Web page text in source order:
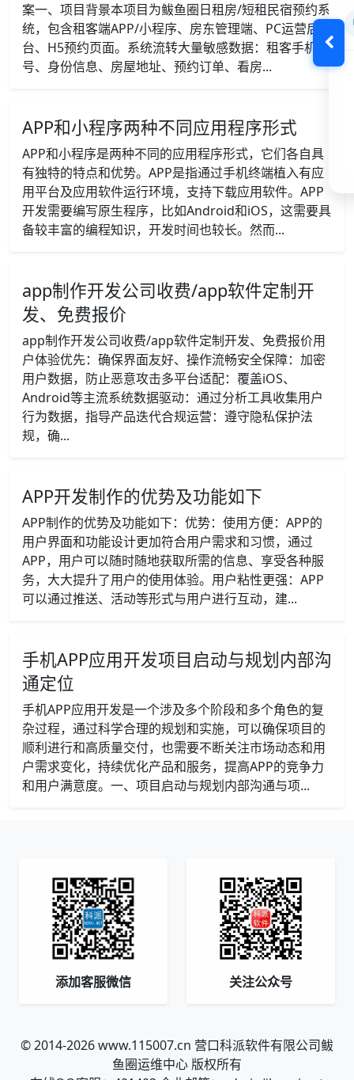
案一、项目背景本项目为鲅鱼圈日租房/短租民宿预约系
统，包含租客端APP/小程序、房东管理端、PC运营后
台、H5预约页面。系统流转大量敏感数据：租客手机
号、身份信息、房屋地址、预约订单、看房...
APP和小程序两种不同应用程序形式
APP和小程序是两种不同的应用程序形式，它们各自具
有独特的特点和优势。APP是指通过手机终端植入有应
用平台及应用软件运行环境，支持下载应用软件。APP
开发需要编写原生程序，比如Android和iOS，这需要具
备较丰富的编程知识，开发时间也较长。然而...
app制作开发公司收费/app软件定制开
发、免费报价
app制作开发公司收费/app软件定制开发、免费报价用
户体验优先：确保界面友好、操作流畅安全保障：加密
用户数据，防止恶意攻击多平台适配：覆盖iOS、
Android等主流系统数据驱动：通过分析工具收集用户
行为数据，指导产品迭代合规运营：遵守隐私保护法
规，确...
APP开发制作的优势及功能如下
APP制作的优势及功能如下：优势：使用方便：APP的
用户界面和功能设计更加符合用户需求和习惯，通过
APP，用户可以随时随地获取所需的信息、享受各种服
务，大大提升了用户的使用体验。用户粘性更强：APP
可以通过推送、活动等形式与用户进行互动，建...
手机APP应用开发项目启动与规划内部沟
通定位
手机APP应用开发是一个涉及多个阶段和多个角色的复
杂过程，通过科学合理的规划和实施，可以确保项目的
顺利进行和高质量交付，也需要不断关注市场动态和用
户需求变化，持续优化产品和服务，提高APP的竞争力
和用户满意度。一、项目启动与规划内部沟通与项...
添加客服微信 关注公众号
© 2014-2026 www.115007.cn 营口科派软件有限公司鲅
鱼圈运维中心 版权所有